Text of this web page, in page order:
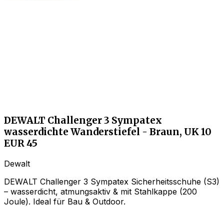
DEWALT Challenger 3 Sympatex
wasserdichte Wanderstiefel - Braun, UK 10
EUR 45
Dewalt
DEWALT Challenger 3 Sympatex Sicherheitsschuhe (S3)
– wasserdicht, atmungsaktiv & mit Stahlkappe (200
Joule). Ideal für Bau & Outdoor.